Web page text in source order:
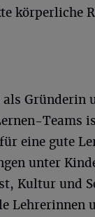
körperliche
Gründerin
Teams
eine gute
unter
Kultur und
Lehrerinnen